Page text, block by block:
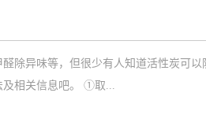
除异味等，但很少有人知道活性炭可
相关信息吧。 ①取...